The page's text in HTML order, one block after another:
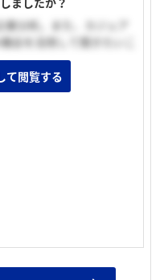
分析。また、カジュア
会を活用して聞きたいこ
て閲覧する